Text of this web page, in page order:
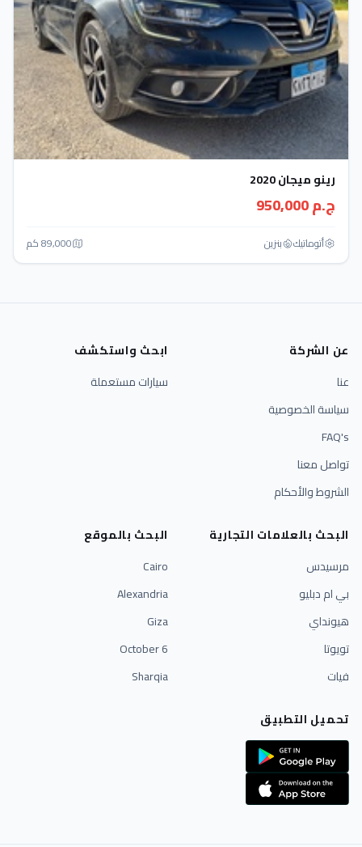
رينو ميجان 2020
ج.م 950,000
أتوماتيك‎ بنزين 89,000 كم
عن الشركة
عنا
سياسة الخصوصية
FAQ's
تواصل معنا
الشروط والأحكام
ابحث واستكشف
سيارات مستعملة
البحث بالعلامات التجارية
مرسيدس
بي ام دبليو
هيونداي
تويوتا
فيات
البحث بالموقع
Cairo
Alexandria
Giza
6 October
Sharqia
تحميل التطبيق